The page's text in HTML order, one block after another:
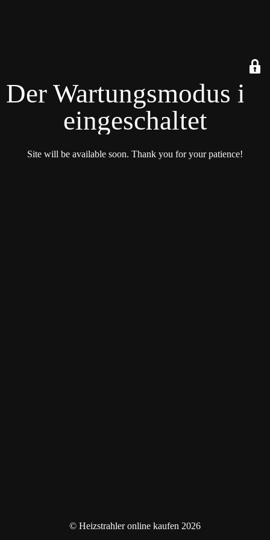
Der Wartungsmodus ist
eingeschaltet
Site will be available soon. Thank you for your patience!
© Heizstrahler online kaufen 2026